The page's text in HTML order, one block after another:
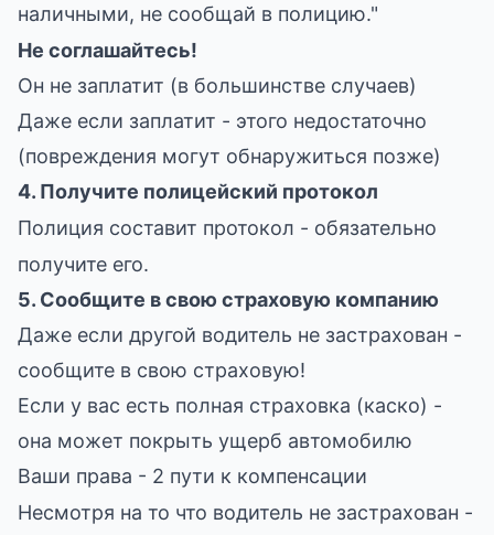
наличными, не сообщай в полицию."
Не соглашайтесь!
Он не заплатит (в большинстве случаев)
Даже если заплатит - этого недостаточно
(повреждения могут обнаружиться позже)
4. Получите полицейский протокол
Полиция составит протокол - обязательно
получите его.
5. Сообщите в свою страховую компанию
Даже если другой водитель не застрахован -
сообщите в свою страховую!
Если у вас есть полная страховка (каско) -
она может покрыть ущерб автомобилю
Ваши права - 2 пути к компенсации
Несмотря на то что водитель не застрахован -